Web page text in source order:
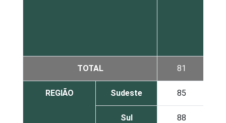
TOTAL 81
REGIÃO Sudeste 85
Sul 88